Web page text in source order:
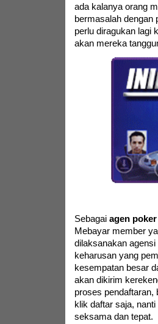
ada kalanya orang
bermasalah dengan
perlu diragukan lagi
akan mereka
Sebagai agen
Mebayar member
dilaksanakan
keharusan yang
kesempatan besar
akan dikirim
proses pendaftaran,
klik daftar saja,
seksama dan tepat.